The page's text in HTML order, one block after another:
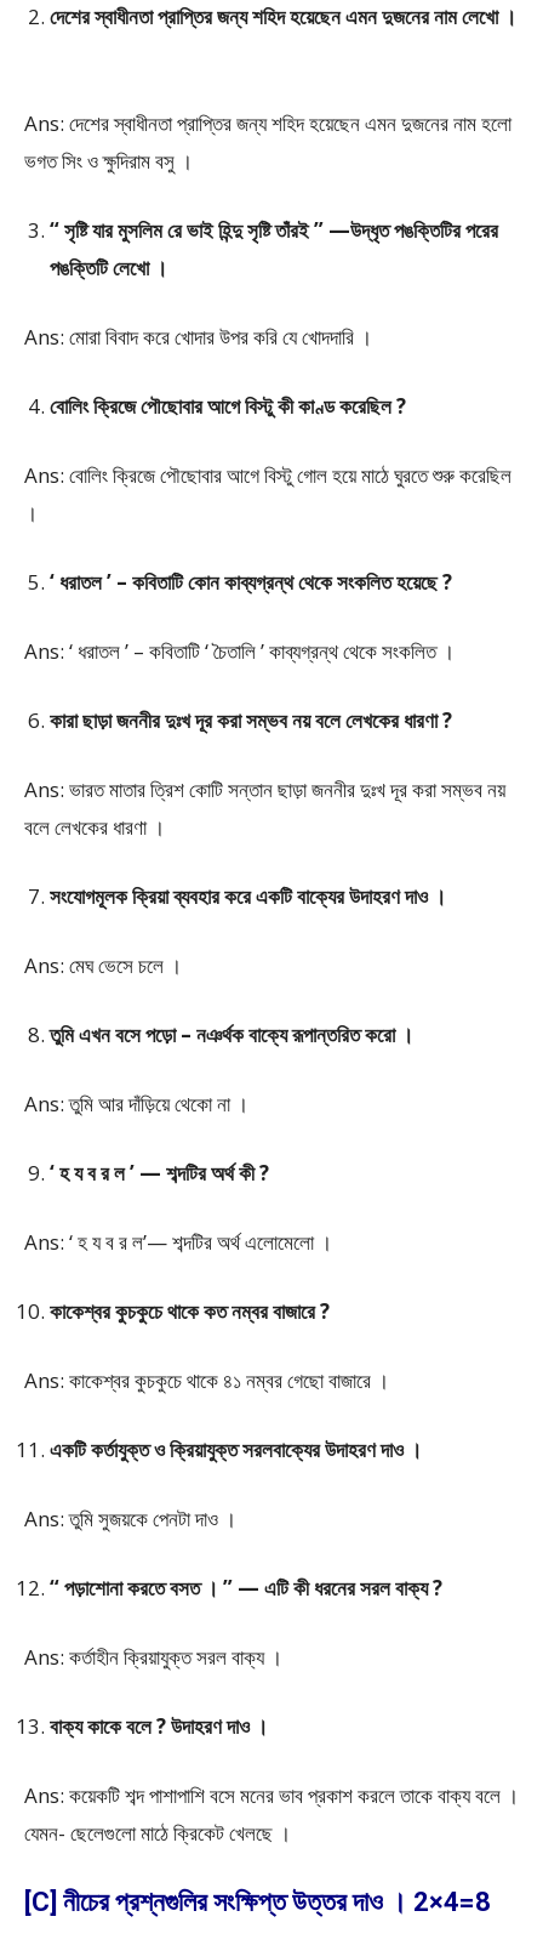
দেশের স্বাধীনতা প্রাপ্তির জন্য শহিদ হয়েছেন এমন দুজনের নাম লেখো ।
Ans: দেশের স্বাধীনতা প্রাপ্তির জন্য শহিদ হয়েছেন এমন দুজনের নাম হলো
ভগত সিং ও ক্ষুদিরাম বসু ।
“ সৃষ্টি যার মুসলিম রে ভাই হিন্দু সৃষ্টি তাঁরই ” —উদ্ধৃত পঙক্তিটির পরের
পঙক্তিটি লেখো ।
Ans: মোরা বিবাদ করে খোদার উপর করি যে খোদদারি ।
বোলিং ক্রিজে পৌছোবার আগে বিস্টু কী কাণ্ড করেছিল ?
Ans: বোলিং ক্রিজে পৌছোবার আগে বিস্টু গোল হয়ে মাঠে ঘুরতে শুরু করেছিল
।
‘ ধরাতল ’ – কবিতাটি কোন কাব্যগ্রন্থ থেকে সংকলিত হয়েছে ?
Ans: ‘ ধরাতল ’ – কবিতাটি ‘ চৈতালি ’ কাব্যগ্রন্থ থেকে সংকলিত ।
কারা ছাড়া জননীর দুঃখ দূর করা সম্ভব নয় বলে লেখকের ধারণা ?
Ans: ভারত মাতার ত্রিশ কোটি সন্তান ছাড়া জননীর দুঃখ দূর করা সম্ভব নয়
বলে লেখকের ধারণা ।
সংযোগমূলক ক্রিয়া ব্যবহার করে একটি বাক্যের উদাহরণ দাও ।
Ans: মেঘ ভেসে চলে ।
তুমি এখন বসে পড়ো – নঞর্থক বাক্যে রূপান্তরিত করো ।
Ans: তুমি আর দাঁড়িয়ে থেকো না ।
‘ হ য ব র ল ’ — শব্দটির অর্থ কী ?
Ans: ‘ হ য ব র ল’— শব্দটির অর্থ এলোমেলো ।
কাকেশ্বর কুচকুচে থাকে কত নম্বর বাজারে ?
Ans: কাকেশ্বর কুচকুচে থাকে ৪১ নম্বর গেছো বাজারে ।
একটি কর্তাযুক্ত ও ক্রিয়াযুক্ত সরলবাক্যের উদাহরণ দাও ।
Ans: তুমি সুজয়কে পেনটা দাও ।
“ পড়াশোনা করতে বসত । ” — এটি কী ধরনের সরল বাক্য ?
Ans: কর্তাহীন ক্রিয়াযুক্ত সরল বাক্য ।
বাক্য কাকে বলে ? উদাহরণ দাও ।
Ans: কয়েকটি শব্দ পাশাপাশি বসে মনের ভাব প্রকাশ করলে তাকে বাক্য বলে ।
যেমন- ছেলেগুলো মাঠে ক্রিকেট খেলছে ।
[C] নীচের প্রশ্নগুলির সংক্ষিপ্ত উত্তর দাও । 2×4=8